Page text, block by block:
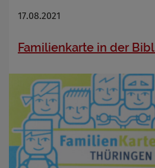
17.08.2021
Familienkarte in der